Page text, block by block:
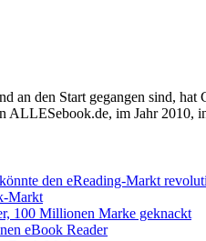
an den Start gegangen sind,
ALLESebook.de, im Jahr 2010,
den eReading-Markt
Markt
100 Millionen Marke geknackt
eBook Reader